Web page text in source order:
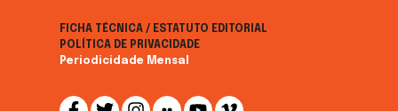
FICHA TÉCNICA / ESTATUTO EDITORIAL
POLÍTICA DE PRIVACIDADE
Periodicidade Mensal